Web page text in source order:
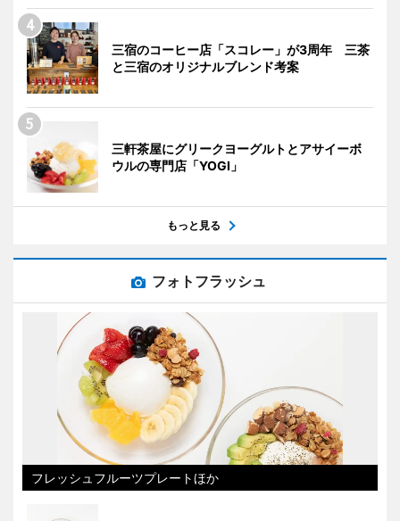
三宿のコーヒー店「スコレー」が3周年 三茶
と三宿のオリジナルブレンド考案
三軒茶屋にグリークヨーグルトとアサイーボ
ウルの専門店「YOGI」
もっと見る
フォトフラッシュ
フレッシュフルーツプレートほか